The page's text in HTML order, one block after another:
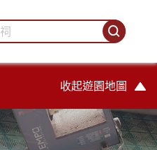
收起遊園地圖